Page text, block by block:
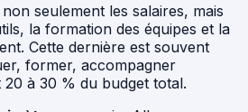
seulement les salaires, mais
la formation des équipes et la
Cette dernière est souvent
former, accompagner
à 30 % du budget total.